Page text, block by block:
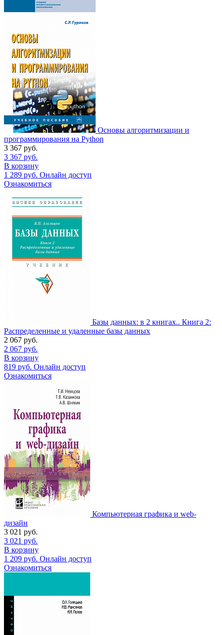
Основы алгоритмизации и
программирования на Python
3 367 руб.
3 367 руб.
В корзину
1 289 руб. Онлайн доступ
Ознакомиться
Базы данных: в 2 книгах.. Книга 2:
Распределенные и удаленные базы данных
2 067 руб.
2 067 руб.
В корзину
819 руб. Онлайн доступ
Ознакомиться
Компьютерная графика и web-
дизайн
3 021 руб.
3 021 руб.
В корзину
1 209 руб. Онлайн доступ
Ознакомиться